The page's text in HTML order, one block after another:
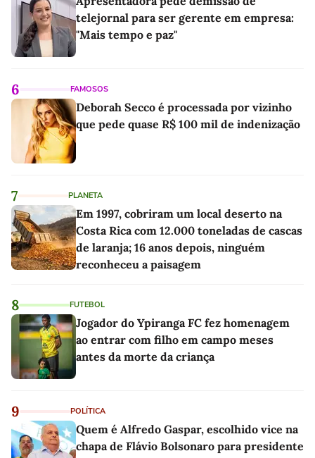
telejornal para ser gerente em empresa:
"Mais tempo e paz"
6 FAMOSOS
Deborah Secco é processada por vizinho
que pede quase R$ 100 mil de indenização
7 PLANETA
Em 1997, cobriram um local deserto na
Costa Rica com 12.000 toneladas de cascas
de laranja; 16 anos depois, ninguém
reconheceu a paisagem
8 FUTEBOL
Jogador do Ypiranga FC fez homenagem
ao entrar com filho em campo meses
antes da morte da criança
9 POLÍTICA
Quem é Alfredo Gaspar, escolhido vice na
chapa de Flávio Bolsonaro para presidente